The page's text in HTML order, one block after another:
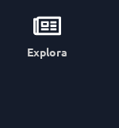
Explora